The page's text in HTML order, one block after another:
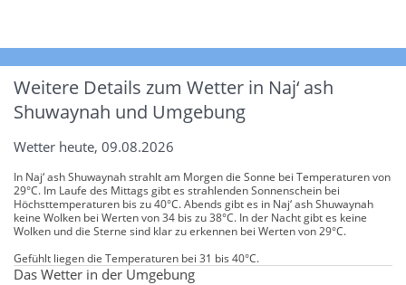
Weitere Details zum Wetter in Naj‘ ash
Shuwaynah und Umgebung
Wetter heute, 09.08.2026
In Naj‘ ash Shuwaynah strahlt am Morgen die Sonne bei Temperaturen von
29°C. Im Laufe des Mittags gibt es strahlenden Sonnenschein bei
Höchsttemperaturen bis zu 40°C. Abends gibt es in Naj‘ ash Shuwaynah
keine Wolken bei Werten von 34 bis zu 38°C. In der Nacht gibt es keine
Wolken und die Sterne sind klar zu erkennen bei Werten von 29°C.
Gefühlt liegen die Temperaturen bei 31 bis 40°C.
Das Wetter in der Umgebung